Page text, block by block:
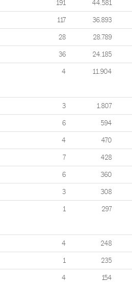
191 44.581
117 36.893
28 28.789
36 24.185
4 11.904
3 1.807
6 594
4 470
7 428
6 360
3 308
1 297
4 248
1 235
4 154